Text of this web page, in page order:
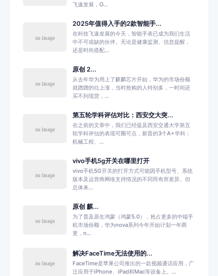
飞速发展，O...
2025年值得入手的2款智能手...
在科技飞速发展的今天，智能手表已成为我们生活
中不可或缺的伙伴。无论是健康监测、信息提醒，
还是时尚搭配...
原创 2...
从去年华为用上了麒麟芯片开始，华为的市场份额
就蹭蹭的往上涨，当时抢购的人特别多，一时间还
买不到现货，...
第五轮学科评估对比：西安交大突...
在之前的文章中，我们已经提及西安交通大学第五
轮学科评估的表现可圈可点，新晋的3个A+学科：
机械工程、...
vivo手机5g开关在哪里打开
vivo手机5G开关的打开方式可能因手机型号、系统
版本及运营商网络支持情况的不同而有所差异。但
总体来...
原创 麒...
为了普及原生鸿蒙（鸿蒙5.0），抢占更多的中端手
机市场份额，华为nova系列今年开始计划一年两
更，n...
解决FaceTime无法使用的...
FaceTime是苹果公司推出的一款视频通话应用，广
泛应用于iPhone、iPad和Mac等设备上。...